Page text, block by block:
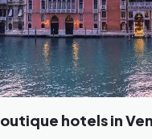
hotels in